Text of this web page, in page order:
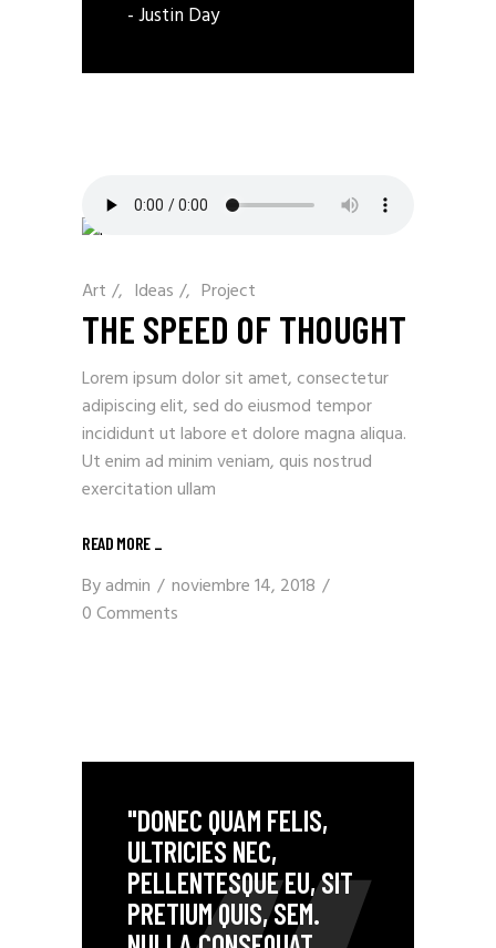
- Justin Day
Art / Ideas / Project
THE SPEED OF THOUGHT
Lorem ipsum dolor sit amet, consectetur
adipiscing elit, sed do eiusmod tempor
incididunt ut labore et dolore magna aliqua.
Ut enim ad minim veniam, quis nostrud
exercitation ullam
READ MORE _
Byadmin
noviembre 14, 2018
0 Comments
"DONEC QUAM FELIS,
ULTRICIES NEC,
PELLENTESQUE EU, SIT
PRETIUM QUIS, SEM.